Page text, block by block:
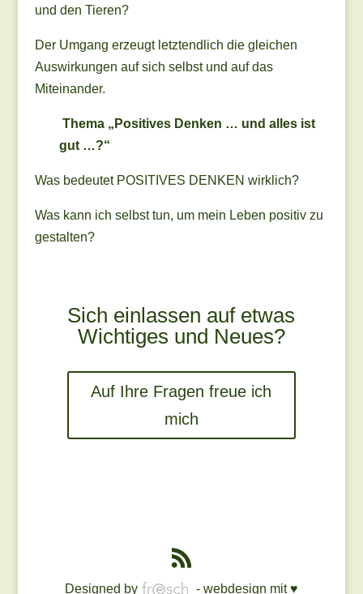
und den Tieren?
Der Umgang erzeugt letztendlich die gleichen
Auswirkungen auf sich selbst und auf das
Miteinander.
Thema „Positives Denken … und alles ist
gut …?“
Was bedeutet POSITIVES DENKEN wirklich?
Was kann ich selbst tun, um mein Leben positiv zu
gestalten?
Sich einlassen auf etwas
Wichtiges und Neues?
Auf Ihre Fragen freue ich
mich
Designed by - webdesign mit ♥